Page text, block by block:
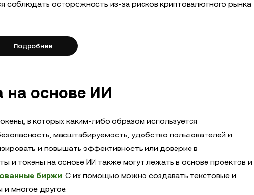
соблюдать осторожность из-за рисков криптовалютного рынка
Подробнее
на основе ИИ
в которых каким-либо образом используется
масштабируемость, удобство пользователей и
и повышать эффективность или доверие в
и токены на основе ИИ также могут лежать в основе проектов и
биржи. С их помощью можно создавать текстовые и
многое другое.